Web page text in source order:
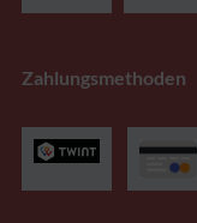
Zahlungsmethoden